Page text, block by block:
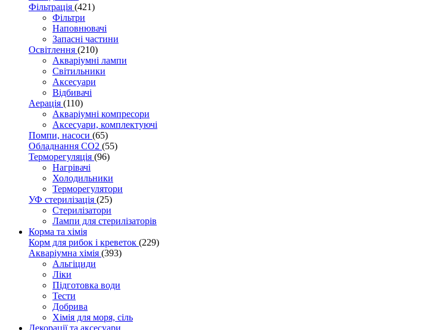
Фільтрація (421)
Фільтри
Наповнювачі
Запасні частини
Освітлення (210)
Акваріумні лампи
Світильники
Аксесуари
Відбивачі
Аерація (110)
Акваріумні компресори
Аксесуари, комплектуючі
Помпи, насоси (65)
Обладнання CO2 (55)
Терморегуляція (96)
Нагрівачі
Холодильники
Терморегулятори
УФ стерилізація (25)
Стерилізатори
Лампи для стерилізаторів
Корма та хімія
Корм для рибок і креветок (229)
Акваріумна хімія (393)
Альгіциди
Ліки
Підготовка води
Тести
Добрива
Хімія для моря, сіль